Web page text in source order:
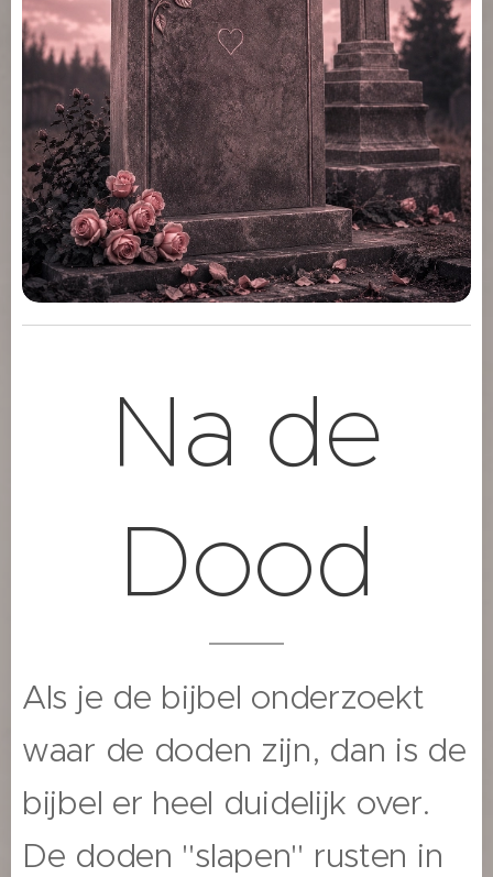
Na de
Dood
Als je de bijbel onderzoekt
waar de doden zijn, dan is de
bijbel er heel duidelijk over.
De doden "slapen" rusten in